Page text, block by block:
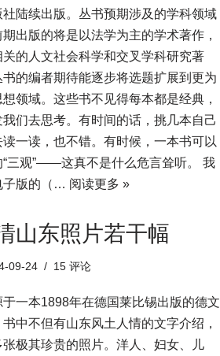
陆续出版。丛书预期涉及的学科领域
出版的将是以法学为主的学术著作，
的人文社会科学和交叉学科研究著
的编者期待能逐步将选题扩展到更为
领域。这些书不见得每本都是经典，
们去思考。有时间的话，挑几本自己
一读，也不错。有时候，一本书可以
“三观”——这真不是什么危言耸听。 我
子版的（… 阅读更多 »
山东照片若干幅
09-24 15 评论
一本1898年在德国莱比锡出版的德文
中不但有山东风土人情的文字介绍，
极其珍贵的照片。洋人、妇女、儿